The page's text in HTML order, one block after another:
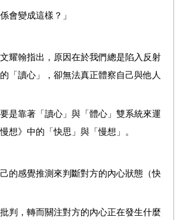
會變成這樣？」
耀翰指出，原因在於我們總是陷入反射
「讀心」，卻無法真正體察自己與他人
是靠著「讀心」與「體心」雙系統來運
想》中的「快思」與「慢想」。
的感覺推測來判斷對方的內心狀態（快
判，轉而關注對方的內心正在發生什麼